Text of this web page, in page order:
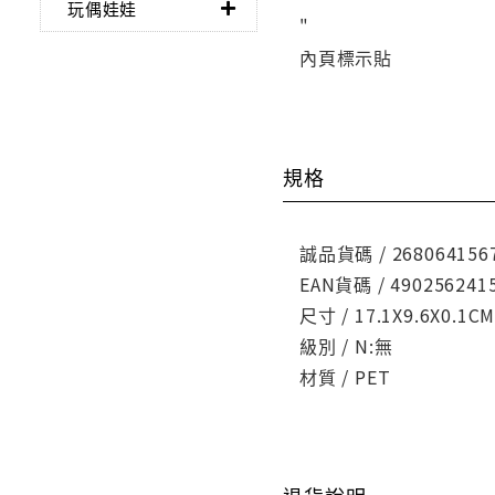
玩偶娃娃
"
內頁標示貼
規格
誠品貨碼 /
EAN貨碼 /
尺寸 / 17.1X9.6X0.1CM
級別 / N:無
材質 / PET